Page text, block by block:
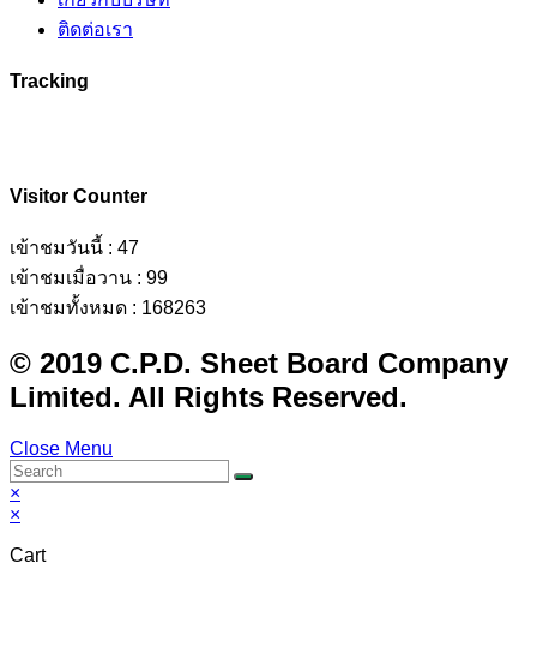
ติดต่อเรา
Tracking
Visitor Counter
เข้าชมวันนี้ : 47
เข้าชมเมื่อวาน : 99
เข้าชมทั้งหมด : 168263
© 2019 C.P.D. Sheet Board Company
Limited. All Rights Reserved.
Close Menu
×
×
Cart